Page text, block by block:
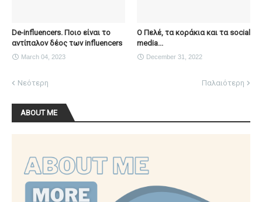
De-influencers. Ποιο είναι το
αντίπαλον δέος των influencers
March 04, 2023
Ο Πελέ, τα κοράκια και τα social
media...
December 31, 2022
Νεότερη Παλαιότερη
ABOUT ME